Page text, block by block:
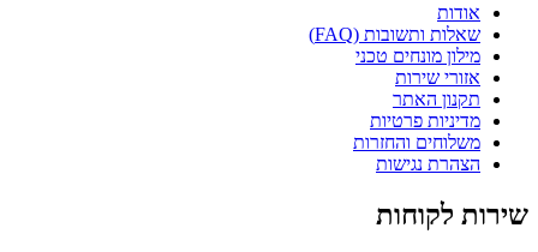
אודות
שאלות ותשובות (FAQ)
מילון מונחים טכני
אזורי שירות
תקנון האתר
מדיניות פרטיות
משלוחים והחזרות
הצהרת נגישות
שירות לקוחות